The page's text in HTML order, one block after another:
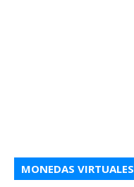
MONEDAS VIRTUALES